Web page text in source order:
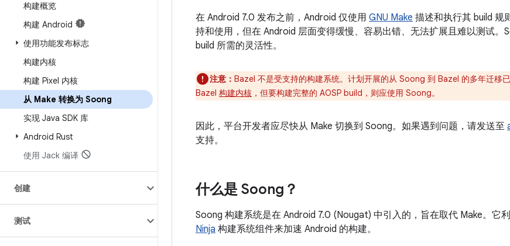
构建概览
构建 Android
使用功能发布标志
构建内核
构建 Pixel 内核
从 Make 转换为 Soong
实现 Java SDK 库
Android Rust
使用 Jack 编译
创建
测试
在 Android 7.0 发布之前，Android 仅使用 GNU Make 描述和执行其 build 规
持和使用，但在 Android 层面变得缓慢、容易出错、无法扩展且难以测试。
build 所需的灵活性。
注意： Bazel 不是受支持的构建系统。计划开展的从 Soong 到 Bazel 的多年迁移
Bazel 构建内核 ，但要构建完整的 AOSP build，则应使用 Soong。
因此，平台开发者应尽快从 Make 切换到 Soong。如果遇到问题，请发送至
支持。
什么是 Soong？
Soong 构建系统是在 Android 7.0 (Nougat) 中引入的，旨在取代 Make。它
Ninja 构建系统组件来加速 Android 的构建。